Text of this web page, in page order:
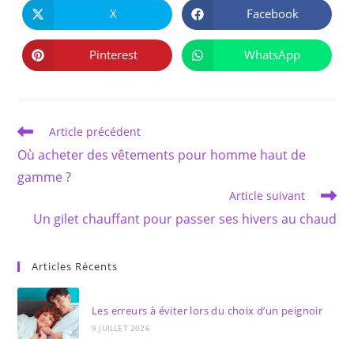
CE
CONTENU
Ouvrir
dans
une
autre
fenêtre
X Ouvrir
dans
une
autre
fenêtre
Facebook
Ouvrir
dans
Pinterest Ouvrir
dans
WhatsApp
Read
articles
Article précédent
Où acheter des vêtements pour homme haut de
gamme ?
Article suivant
Un gilet chauffant pour passer ses hivers au chaud
Articles Récents
Les erreurs à éviter lors du choix d’un peignoir
9 JUILLET 2026